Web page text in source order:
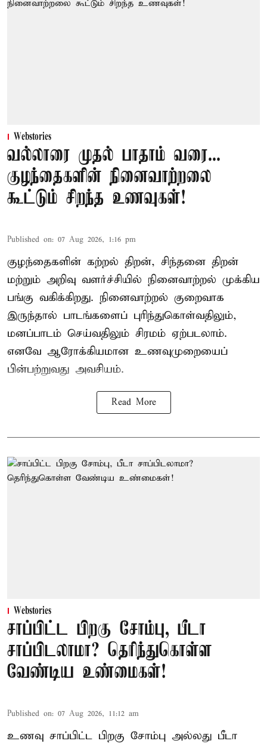
Webstories
வல்லாரை முதல் பாதாம் வரை...
குழந்தைகளின் நினைவாற்றலை
கூட்டும் சிறந்த உணவுகள்!
Published on: 07 Aug 2026, 1:16 pm
குழந்தைகளின் கற்றல் திறன், சிந்தனை திறன்
மற்றும் அறிவு வளர்ச்சியில் நினைவாற்றல் முக்கிய
பங்கு வகிக்கிறது. நினைவாற்றல் குறைவாக
இருந்தால் பாடங்களைப் புரிந்துகொள்வதிலும்,
மனப்பாடம் செய்வதிலும் சிரமம் ஏற்படலாம்.
எனவே ஆரோக்கியமான உணவுமுறையைப்
பின்பற்றுவது அவசியம்.
Read More
Webstories
சாப்பிட்ட பிறகு சோம்பு, பீடா
சாப்பிடலாமா? தெரிந்துகொள்ள
வேண்டிய உண்மைகள்!
Published on: 07 Aug 2026, 11:12 am
உணவு சாப்பிட்ட பிறகு சோம்பு அல்லது பீடா